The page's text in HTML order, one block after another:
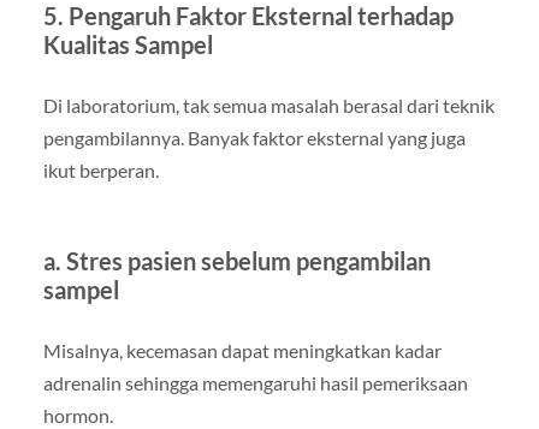
5. Pengaruh Faktor Eksternal terhadap
Kualitas Sampel
Di laboratorium, tak semua masalah berasal dari teknik
pengambilannya. Banyak faktor eksternal yang juga
ikut berperan.
a. Stres pasien sebelum pengambilan
sampel
Misalnya, kecemasan dapat meningkatkan kadar
adrenalin sehingga memengaruhi hasil pemeriksaan
hormon.